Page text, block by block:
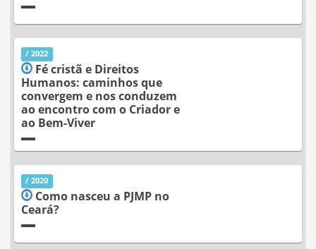
/ 2022
Fé cristã e Direitos
Humanos: caminhos que
convergem e nos conduzem
ao encontro com o Criador e
ao Bem-Viver
/ 2020
Como nasceu a PJMP no
Ceará?